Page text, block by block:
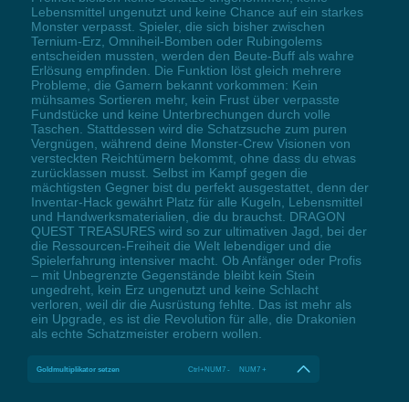
Lebensmittel ungenutzt und keine Chance auf ein starkes
Monster verpasst. Spieler, die sich bisher zwischen
Ternium-Erz, Omniheil-Bomben oder Rubingolems
entscheiden mussten, werden den Beute-Buff als wahre
Erlösung empfinden. Die Funktion löst gleich mehrere
Probleme, die Gamern bekannt vorkommen: Kein
mühsames Sortieren mehr, kein Frust über verpasste
Fundstücke und keine Unterbrechungen durch volle
Taschen. Stattdessen wird die Schatzsuche zum puren
Vergnügen, während deine Monster-Crew Visionen von
versteckten Reichtümern bekommt, ohne dass du etwas
zurücklassen musst. Selbst im Kampf gegen die
mächtigsten Gegner bist du perfekt ausgestattet, denn der
Inventar-Hack gewährt Platz für alle Kugeln, Lebensmittel
und Handwerksmaterialien, die du brauchst. DRAGON
QUEST TREASURES wird so zur ultimativen Jagd, bei der
die Ressourcen-Freiheit die Welt lebendiger und die
Spielerfahrung intensiver macht. Ob Anfänger oder Profis
– mit Unbegrenzte Gegenstände bleibt kein Stein
ungedreht, kein Erz ungenutzt und keine Schlacht
verloren, weil dir die Ausrüstung fehlte. Das ist mehr als
ein Upgrade, es ist die Revolution für alle, die Drakonien
als echte Schatzmeister erobern wollen.
Goldmultiplikator setzen Ctrl+NUM7 - NUM7 +